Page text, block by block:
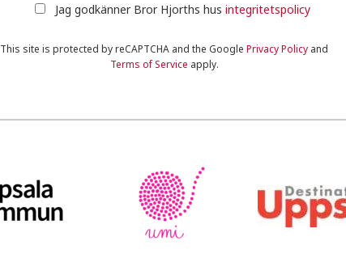
Jag godkänner Bror Hjorths hus integritetspolicy
This site is protected by reCAPTCHA and the GooglePrivacy Policy and
Terms of Service apply.